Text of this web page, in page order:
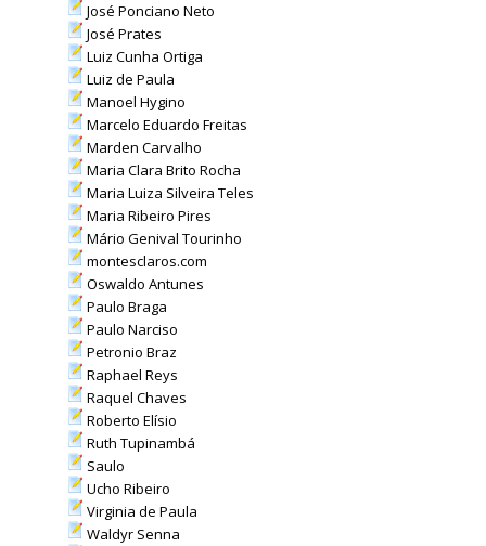
José Ponciano Neto
José Prates
Luiz Cunha Ortiga
Luiz de Paula
Manoel Hygino
Marcelo Eduardo Freitas
Marden Carvalho
Maria Clara Brito Rocha
Maria Luiza Silveira Teles
Maria Ribeiro Pires
Mário Genival Tourinho
montesclaros.com
Oswaldo Antunes
Paulo Braga
Paulo Narciso
Petronio Braz
Raphael Reys
Raquel Chaves
Roberto Elísio
Ruth Tupinambá
Saulo
Ucho Ribeiro
Virginia de Paula
Waldyr Senna